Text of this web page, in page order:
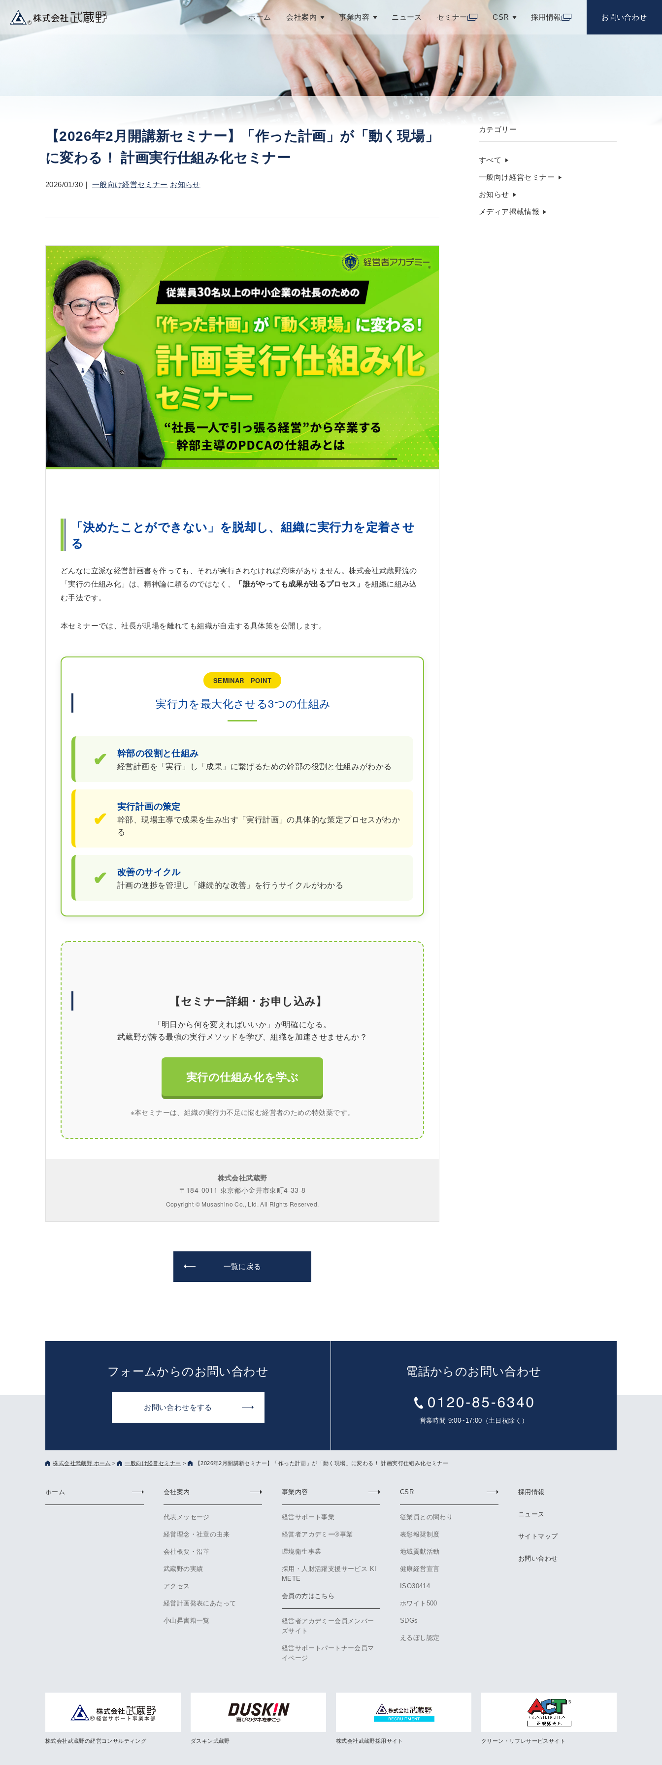
ホーム 会社案内 事業内容 ニュース セミナー CSR 採用情報 お問い合わせ
【2026年2月開講新セミナー】「作った計画」が「動く現場」
に変わる！ 計画実行仕組み化セミナー
2026/01/30 一般向け経営セミナー お知らせ
「決めたことができない」を脱却し、組織に実行力を定着させ
る
どんなに立派な経営計画書を作っても、それが実行されなければ意味がありません。株式会社武蔵野流の
「実行の仕組み化」は、精神論に頼るのではなく、
「誰がやっても成果が出るプロセス」 を組織に組み込
む手法です。
本セミナーでは、社長が現場を離れても組織が自走する具体策を公開します。
SEMINAR POINT
実行力を最大化させる3つの仕組み
✔ 幹部の役割と仕組み
経営計画を「実行」し「成果」に繋げるための幹部の役割と仕組みがわかる
✔ 実行計画の策定
幹部、現場主導で成果を生み出す「実行計画」の具体的な策定プロセスがわか
る
✔ 改善のサイクル
計画の進捗を管理し「継続的な改善」を行うサイクルがわかる
【セミナー詳細・お申し込み】
「明日から何を変えればいいか」が明確になる。
武蔵野が誇る最強の実行メソッドを学び、組織を加速させませんか？
実行の仕組み化を学ぶ
※本セミナーは、組織の実行力不足に悩む経営者のための特効薬です。
株式会社武蔵野
〒184-0011 東京都小金井市東町4-33-8
Copyright © Musashino Co., Ltd. All Rights Reserved.
一覧に戻る
カテゴリー
すべて
一般向け経営セミナー
お知らせ
メディア掲載情報
フォームからのお問い合わせ
お問い合わせをする
電話からのお問い合わせ
営業時間 9:00~17:00（土日祝除く）
株式会社武蔵野 ホーム > 一般向け経営セミナー > 【2026年2月開講新セミナー】「作った計画」が「動く現場」に変わる！ 計画実行仕組み化セミナー
ホーム 会社案内
代表メッセージ
経営理念・社章の由来
会社概要・沿革
武蔵野の実績
アクセス
経営計画発表にあたって
小山昇書籍一覧
事業内容
経営サポート事業
経営者アカデミー®事業
環境衛生事業
採用・人財活躍支援サービス KI
METE
会員の方はこちら
経営者アカデミー会員メンバー
ズサイト
経営サポートパートナー会員マ
イページ
CSR
従業員との関わり
表彰報奨制度
地域貢献活動
健康経営宣言
ISO30414
ホワイト500
SDGs
えるぼし認定
採用情報
ニュース
サイトマップ
お問い合わせ
株式会社武蔵野の経営コンサルティング ダスキン武蔵野 株式会社武蔵野採用サイト クリーン・リフレサービスサイト